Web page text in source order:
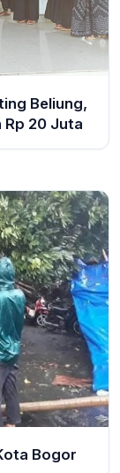
Beliung,
Rp 20 Juta
Bogor